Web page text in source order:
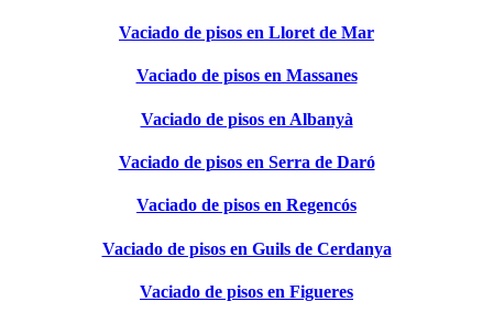
Vaciado de pisos en Lloret de Mar
Vaciado de pisos en Massanes
Vaciado de pisos en Albanyà
Vaciado de pisos en Serra de Daró
Vaciado de pisos en Regencós
Vaciado de pisos en Guils de Cerdanya
Vaciado de pisos en Figueres